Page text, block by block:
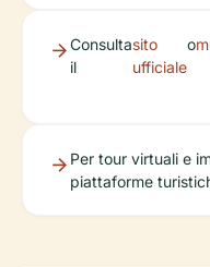
Consulta
il
sito
ufficiale
o
Per tour virtuali e
piattaforme